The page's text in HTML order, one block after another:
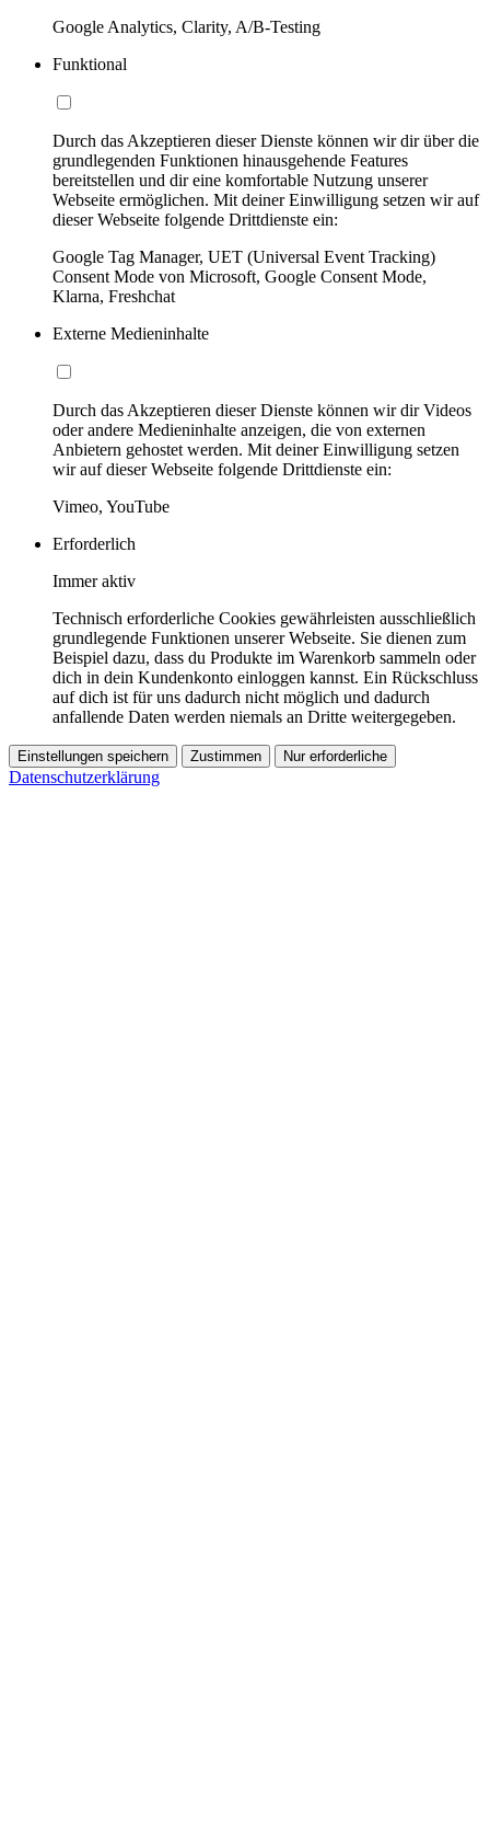
Google Analytics, Clarity, A/B-Testing
Funktional
Durch das Akzeptieren dieser Dienste können wir dir über die
grundlegenden Funktionen hinausgehende Features
bereitstellen und dir eine komfortable Nutzung unserer
Webseite ermöglichen. Mit deiner Einwilligung setzen wir auf
dieser Webseite folgende Drittdienste ein:
Google Tag Manager, UET (Universal Event Tracking)
Consent Mode von Microsoft, Google Consent Mode,
Klarna, Freshchat
Externe Medieninhalte
Durch das Akzeptieren dieser Dienste können wir dir Videos
oder andere Medieninhalte anzeigen, die von externen
Anbietern gehostet werden. Mit deiner Einwilligung setzen
wir auf dieser Webseite folgende Drittdienste ein:
Vimeo, YouTube
Erforderlich
Immer aktiv
Technisch erforderliche Cookies gewährleisten ausschließlich
grundlegende Funktionen unserer Webseite. Sie dienen zum
Beispiel dazu, dass du Produkte im Warenkorb sammeln oder
dich in dein Kundenkonto einloggen kannst. Ein Rückschluss
auf dich ist für uns dadurch nicht möglich und dadurch
anfallende Daten werden niemals an Dritte weitergegeben.
Einstellungen speichern Zustimmen Nur erforderliche
Datenschutzerklärung